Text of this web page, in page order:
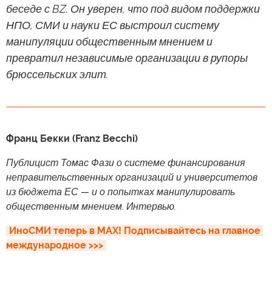
беседе с BZ. Он уверен, что под видом поддержки
НПО, СМИ и науки ЕС выстроил систему
манипуляции общественным мнением и
превратил независимые организации в рупоры
брюссельских элит.
Франц Бекки (Franz Becchi)
Публицист Томас Фази о системе финансирования
неправительственных организаций и университетов
из бюджета ЕС — и о попытках манипулировать
общественным мнением. Интервью.
ИноСМИ теперь в MAX! Подписывайтесь на главное
международное >>>